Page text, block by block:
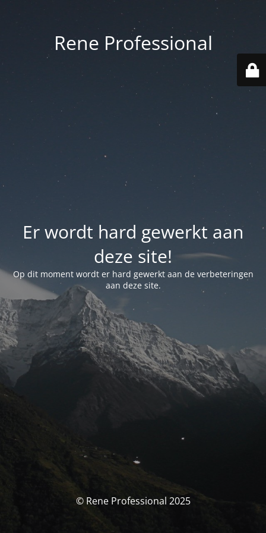
Rene Professional
Er wordt hard gewerkt aan
deze site!
Op dit moment wordt er hard gewerkt aan de verbeteringen
aan deze site.
© Rene Professional 2025